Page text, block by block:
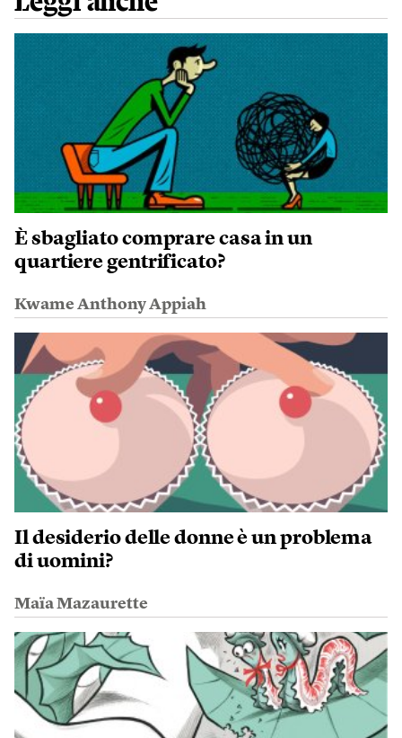
È sbagliato comprare casa in un
quartiere gentrificato?
Kwame Anthony Appiah
Il desiderio delle donne è un problema
di uomini?
Maïa Mazaurette